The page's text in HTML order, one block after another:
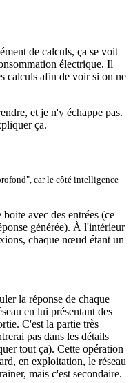
de calculs, ça se voit
électrique. Il
calculs afin de voir si on ne
et je n'y échappe pas.
ça.
car le côté intelligence
avec des entrées (ce
générée). À l'intérieur
chaque nœud étant un
la réponse de chaque
en lui présentant des
C'est la partie très
pas dans les détails
tout ça). Cette opération
en exploitation, le réseau
mais c'est secondaire.